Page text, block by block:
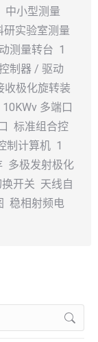
中小型测量
研实验室测量
测量转台 1
制器 / 驱动
极化旋转装
多端口
标准组合控
制计算机 1
多极发射极化
开关 天线自
稳相射频电